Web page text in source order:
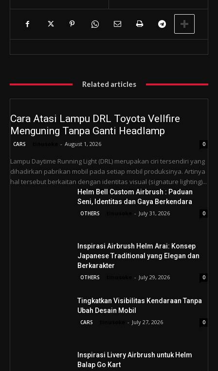
Related articles
Cara Atasi Lampu DRL Toyota Vellfire
Menguning Tanpa Ganti Headlamp
CARS - August 1, 2026 0
Lampu Daytime Running Light (DRL) merupakan ciri tersendiri yang
dihadirkan pabrikan mobil pada setiap mobil produksinya. Artinya
hal tersebut berkaitan dengan identitas visual (signature lighting)...
Helm Bell Custom Airbrush : Paduan
Seni, Identitas dan Gaya Berkendara
OTHERS - July 31, 2026 0
Inspirasi Airbrush Helm Arai: Konsep
Japanese Traditional yang Elegan dan
Berkarakter
OTHERS - July 29, 2026 0
Tingkatkan Visibilitas Kendaraan Tanpa
Ubah Desain Mobil
CARS - July 27, 2026 0
Inspirasi Livery Airbrush untuk Helm
Balap Go Kart